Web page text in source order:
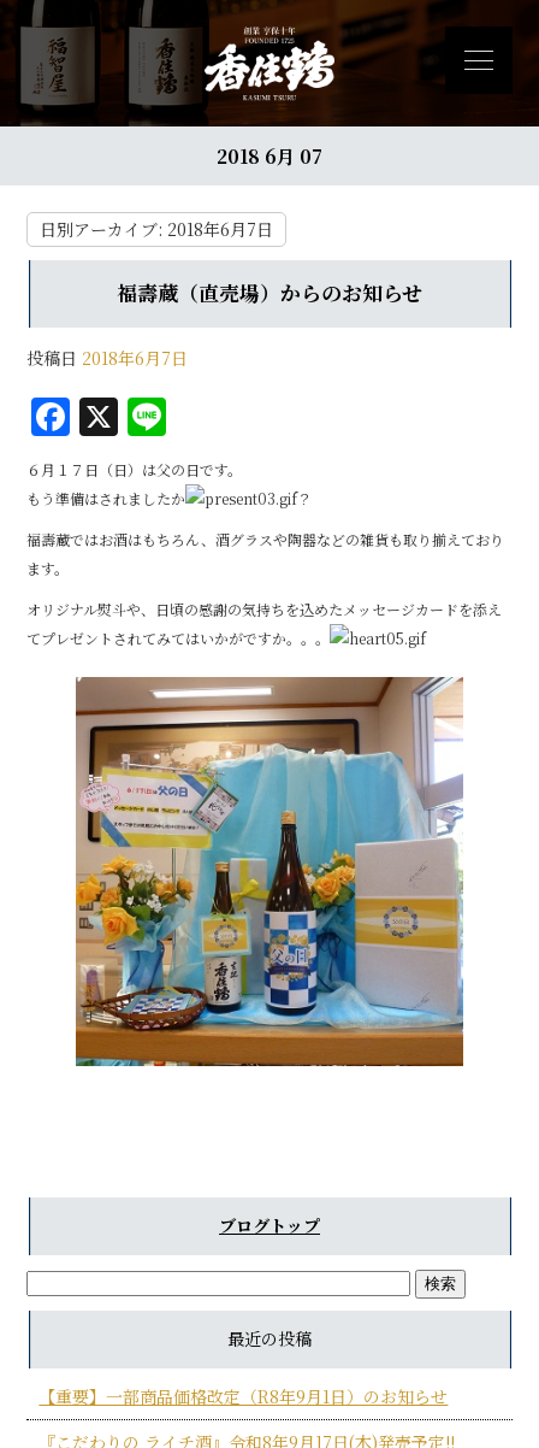
2018 6月 07
日別アーカイブ: 2018年6月7日
福壽蔵（直売場）からのお知らせ
投稿日 2018年6月7日
F
a
c
e
o
o
k
X
n
e
６月１７日（日）は父の日です。
もう準備はされましたか
？
福壽蔵ではお酒はもちろん、酒グラスや陶器などの雑貨も取り揃えており
ます。
オリジナル熨斗や、日頃の感謝の気持ちを込めたメッセージカードを添え
てプレゼントされてみてはいかがですか。。。
ブログトップ
最近の投稿
【重要】一部商品価格改定（R8年9月1日）のお知らせ
『こだわりの ライチ酒』令和8年9月17日(木)発売予定!!